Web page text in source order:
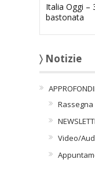
Italia Oggi –
bastonata
〉 Notizie
Video/